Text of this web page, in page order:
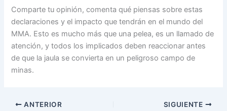
Comparte tu opinión, comenta qué piensas sobre estas
declaraciones y el impacto que tendrán en el mundo del
MMA. Esto es mucho más que una pelea, es un llamado de
atención, y todos los implicados deben reaccionar antes
de que la jaula se convierta en un peligroso campo de
minas.
ANTERIOR SIGUIENTE